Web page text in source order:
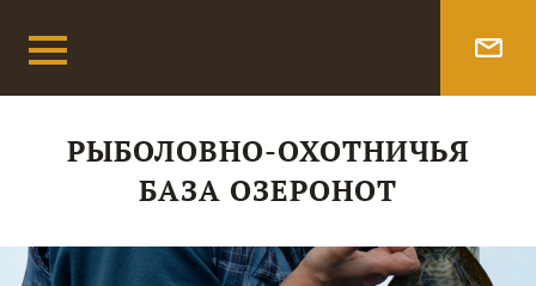
РЫБОЛОВНО-ОХОТНИЧЬЯ
БАЗА ОЗЕРОНОТ